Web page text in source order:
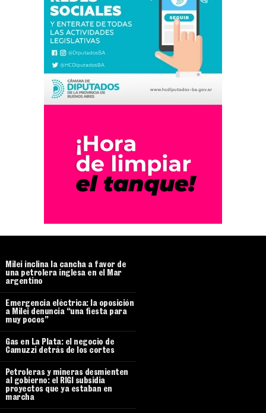
Milei inclina la cancha a favor de
una petrolera inglesa en el Mar
argentino
Emergencia eléctrica: la oposición
a Milei denuncia “una fiesta para
muy pocos”
Gas en La Plata: el negocio de
Camuzzi detrás de los cortes
Petroleras y mineras desmienten
al gobierno: el RIGI subsidia
proyectos que ya estaban en
marcha